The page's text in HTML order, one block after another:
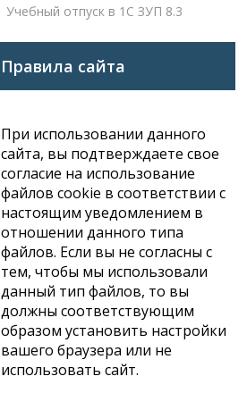
Учебный отпуск в 1С ЗУП 8.3
Правила сайта
При использовании данного
сайта, вы подтверждаете свое
согласие на использование
файлов cookie в соответствии с
настоящим уведомлением в
отношении данного типа
файлов. Если вы не согласны с
тем, чтобы мы использовали
данный тип файлов, то вы
должны соответствующим
образом установить настройки
вашего браузера или не
использовать сайт.